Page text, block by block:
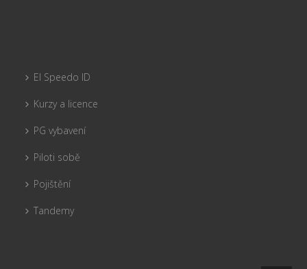
El Speedo ID
Kurzy a licence
PG vybavení
Piloti sobě
Pojištění
Tandemy